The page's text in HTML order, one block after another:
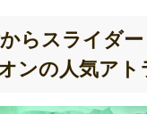
らスライダー
ンの人気アト